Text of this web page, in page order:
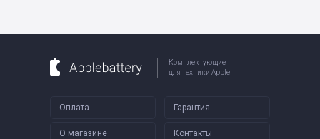
Комплектующие
для техники Apple
Оплата Гарантия
О магазине Контакты